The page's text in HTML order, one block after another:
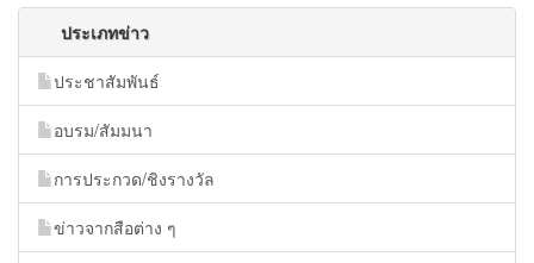
ประเภทข่าว
ประชาสัมพันธ์
อบรม/สัมมนา
การประกวด/ชิงรางวัล
ข่าวจากสือต่าง ๆ